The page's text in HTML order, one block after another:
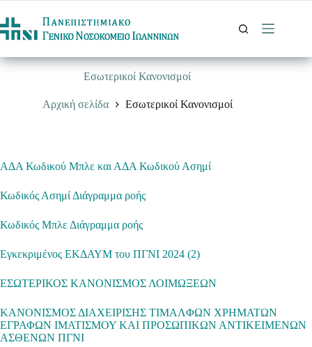
στο
περιεχόμενο
Εσωτερικοί Κανονισμοί
Αρχική σελίδα Εσωτερικοί Κανονισμοί
ΑΔΑ Κωδικού Μπλε και ΑΔΑ Κωδικού Ασημί
Κωδικός Ασημί Διάγραμμα ροής
Κωδικός Μπλε Διάγραμμα ροής
Εγκεκριμένος ΕΚΔΑΥΜ του ΠΓΝΙ 2024 (2)
ΕΣΩΤΕΡΙΚΟΣ ΚΑΝΟΝΙΣΜΟΣ ΛΟΙΜΩΞΕΩΝ
ΚΑΝΟΝΙΣΜΟΣ ΔΙΑΧΕΙΡΙΣΗΣ ΤΙΜΑΛΦΩΝ ΧΡΗΜΑΤΩΝ
ΕΓΡΑΦΩΝ ΙΜΑΤΙΣΜΟΥ ΚΑΙ ΠΡΟΣΩΠΙΚΩΝ ΑΝΤΙΚΕΙΜΕΝΩΝ
ΑΣΘΕΝΩΝ ΠΓΝΙ